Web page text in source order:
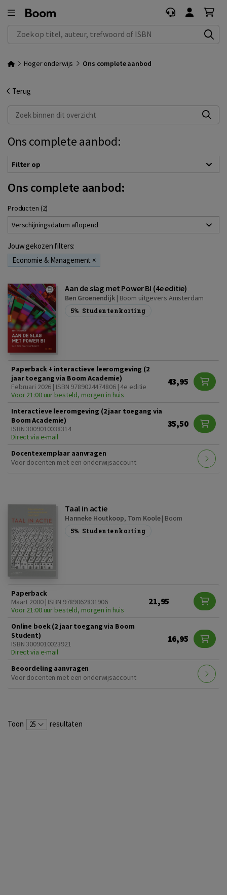
Zoek op titel, auteur, trefwoord of ISBN
Hoger onderwijs Ons complete aanbod
Terug
Zoek binnen dit overzicht
Ons complete aanbod:
Filter op
Ons complete aanbod:
Producten (2)
Verschijningsdatum aflopend
Jouw gekozen filters:
Economie & Management ×
Aan de slag met Power BI (4e editie)
Ben Groenendijk| Boom uitgevers Amsterdam
5% Studentenkorting
Paperback + interactieve leeromgeving (2
jaar toegang via Boom Academie)
Februari 2026 | ISBN 9789024474806 | 4e editie
Voor 21:00 uur besteld, morgen in huis
43,95
Interactieve leeromgeving (2 jaar toegang via
Boom Academie)
ISBN 3009010038314
Direct via e-mail
35,50
Docentexemplaar aanvragen
Voor docenten met een onderwijsaccount
Taal in actie
Hanneke Houtkoop, Tom Koole| Boom
5% Studentenkorting
Paperback
Maart 2000 | ISBN 9789062831906
Voor 21:00 uur besteld, morgen in huis
21,95
Online boek (2 jaar toegang via Boom
Student)
ISBN 3009010023921
Direct via e-mail
16,95
Beoordeling aanvragen
Voor docenten met een onderwijsaccount
Toon 25 resultaten